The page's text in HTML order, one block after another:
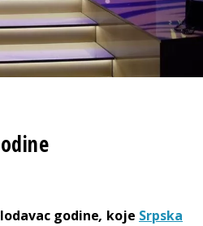
godine, koje Srpska